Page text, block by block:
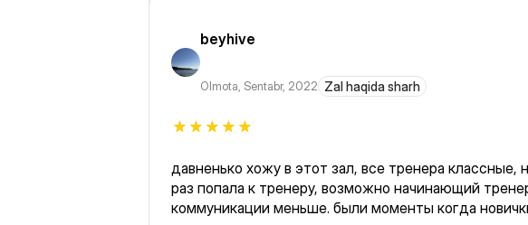
beyhive
Olmota, Sentabr, 2022 Zal haqida sharh
давненько хожу в этот зал, все тренера классные,
раз попала к тренеру, возможно начинающий
коммуникации меньше. были моменты когда